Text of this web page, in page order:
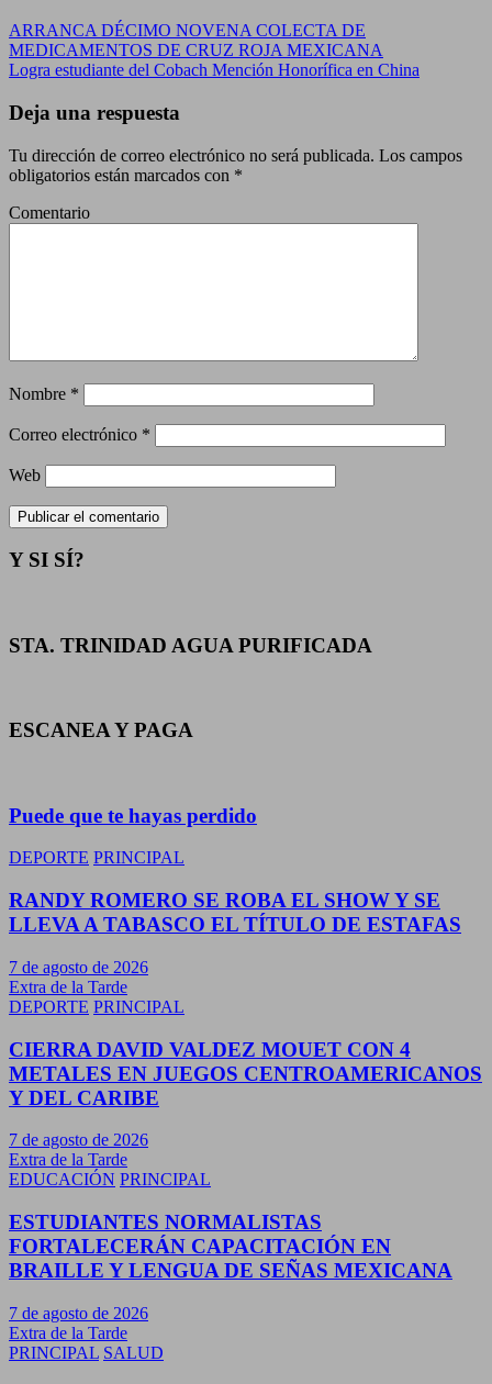
ARRANCA DÉCIMO NOVENA COLECTA DE
MEDICAMENTOS DE CRUZ ROJA MEXICANA
Logra estudiante del Cobach Mención Honorífica en China
Deja una respuesta
Tu dirección de correo electrónico no será publicada. Los campos
obligatorios están marcados con *
Comentario
Nombre *
Correo electrónico *
Web
Y SI SÍ?
STA. TRINIDAD AGUA PURIFICADA
ESCANEA Y PAGA
Puede que te hayas perdido
DEPORTE PRINCIPAL
RANDY ROMERO SE ROBA EL SHOW Y SE
LLEVA A TABASCO EL TÍTULO DE ESTAFAS
7 de agosto de 2026
Extra de la Tarde
DEPORTE PRINCIPAL
CIERRA DAVID VALDEZ MOUET CON 4
METALES EN JUEGOS CENTROAMERICANOS
Y DEL CARIBE
7 de agosto de 2026
Extra de la Tarde
EDUCACIÓN PRINCIPAL
ESTUDIANTES NORMALISTAS
FORTALECERÁN CAPACITACIÓN EN
BRAILLE Y LENGUA DE SEÑAS MEXICANA
7 de agosto de 2026
Extra de la Tarde
PRINCIPAL SALUD